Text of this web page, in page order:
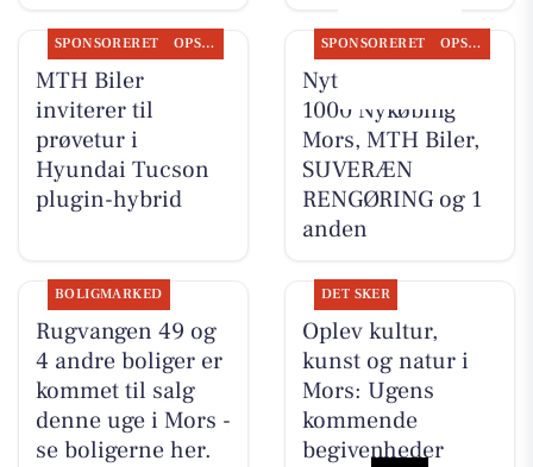
SPONSORERET OPSLAGSTAVLEN
MTH Biler
inviterer til
prøvetur i
Hyundai Tucson
plugin-hybrid
SPONSORERET OPSLAGSTAVLEN
Nyt fra REMA
1000 Nykøbing
Mors, MTH Biler,
SUVERÆN
RENGØRING og 1
anden
BOLIGMARKED
Rugvangen 49 og
4 andre boliger er
kommet til salg
denne uge i Mors -
se boligerne her.
DET SKER
Oplev kultur,
kunst og natur i
Mors: Ugens
kommende
begivenheder